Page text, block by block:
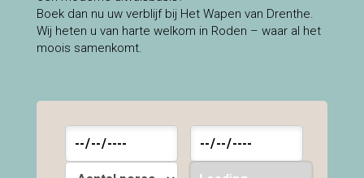
Boek dan nu uw verblijf bij Het Wapen van Drenthe.
Wij heten u van harte welkom in Roden – waar al het
moois samenkomt.